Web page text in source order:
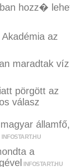
hozz�
az
maradtak víz
pörgött az
válasz
államfő,
INFOSTART.HU
a
INFOSTART.HU